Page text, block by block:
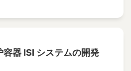
容器 ISI システムの開発